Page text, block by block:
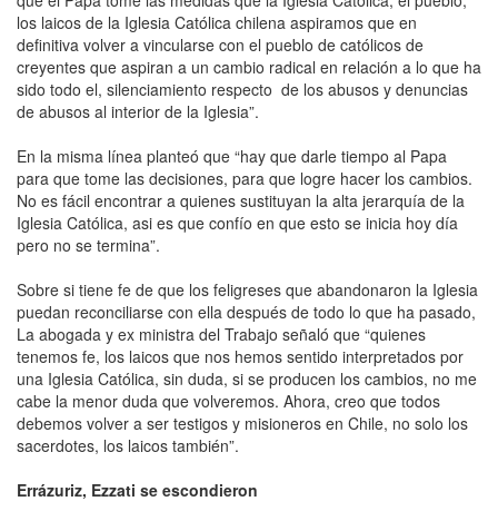
los laicos de la Iglesia Católica chilena aspiramos que en
definitiva volver a vincularse con el pueblo de católicos de
creyentes que aspiran a un cambio radical en relación a lo que ha
sido todo el, silenciamiento respecto de los abusos y denuncias
de abusos al interior de la Iglesia”.
En la misma línea planteó que “hay que darle tiempo al Papa
para que tome las decisiones, para que logre hacer los cambios.
No es fácil encontrar a quienes sustituyan la alta jerarquía de la
Iglesia Católica, asi es que confío en que esto se inicia hoy día
pero no se termina”.
Sobre si tiene fe de que los feligreses que abandonaron la Iglesia
puedan reconciliarse con ella después de todo lo que ha pasado,
La abogada y ex ministra del Trabajo señaló que “quienes
tenemos fe, los laicos que nos hemos sentido interpretados por
una Iglesia Católica, sin duda, si se producen los cambios, no me
cabe la menor duda que volveremos. Ahora, creo que todos
debemos volver a ser testigos y misioneros en Chile, no solo los
sacerdotes, los laicos también”.
Errázuriz, Ezzati se escondieron